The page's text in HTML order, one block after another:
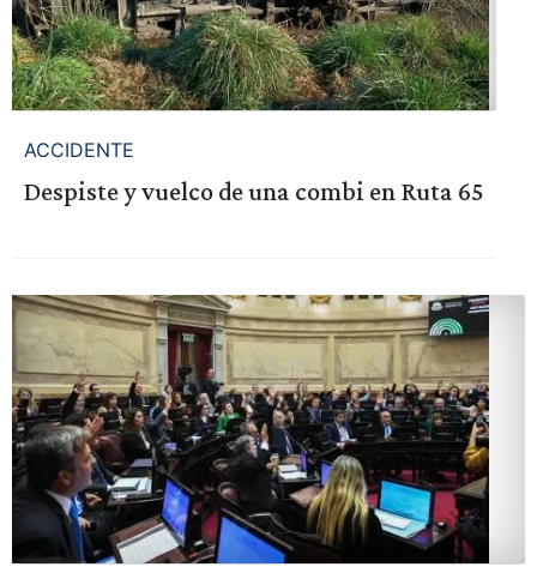
ACCIDENTE
Despiste y vuelco de una combi en Ruta 65